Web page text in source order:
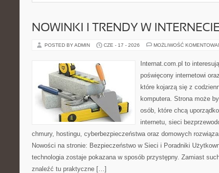
NOWINKI I TRENDY W
POSTED BY ADMIN CZE - 17 - 2026 MOŻLIWOŚĆ
Internat.com.pl to
poświęcony internetowi
które kojarzą się z
komputera. Strona może
osób, które chcą
internetu, sieci
chmury, hostingu, cyberbezpieczeństwa oraz domowych
Nowości na stronie: Bezpieczeństwo w Sieci i Poradniki
technologia zostaje pokazana w sposób przystępny. Zamiast
znaleźć tu praktyczne […]